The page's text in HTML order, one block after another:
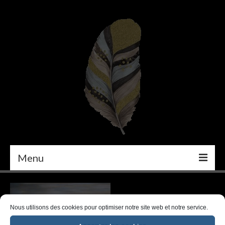
Nous utilisons des cookies pour optimiser notre site web et notre service.
Menu
PEINTURE
DÉCORATION INTÉRIEURE